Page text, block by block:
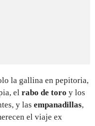
la gallina en pepitoria,
el rabo de toro y los
y las empanadillas,
el viaje ex